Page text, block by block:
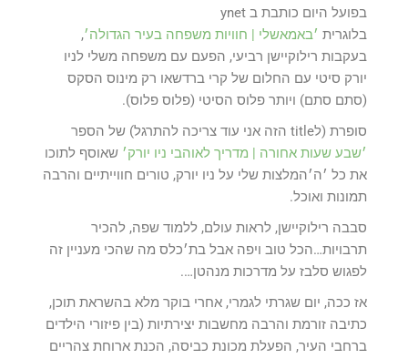
בפועל היום כותבת ב ynet
בלוגרית ׳באמאשלי | חוויות משפחה בעיר הגדולה׳,
בעקבות רילוקיישן רביעי, הפעם עם משפחה משלי לניו
יורק סיטי עם החלום של קרי ברדשאו רק מינוס הסקס
(סתם סתם) ויותר פלוס הסיטי (פלוס פלוס).
סופרת (לtitle הזה אני עוד צריכה להתרגל) של הספר
׳שבע שעות אחורה | מדריך לאוהבי ניו יורק׳ שאוסף לתוכו
את כל ׳ה׳המלצות שלי על ניו יורק, טורים חווייתיים והרבה
תמונות ואוכל.
סבבה רילוקיישן, לראות עולם, ללמוד שפה, להכיר
תרבויות…הכל טוב ויפה אבל בת׳כלס מה שהכי מעניין זה
לפגוש סלבז על מדרכות מנהטן….
אז ככה, יום שגרתי לגמרי, אחרי בוקר מלא בהשראת תוכן,
כתיבה זורמת והרבה מחשבות יצירתיות (בין פיזורי הילדים
ברחבי העיר, הפעלת מכונת כביסה, הכנת ארוחת צהריים